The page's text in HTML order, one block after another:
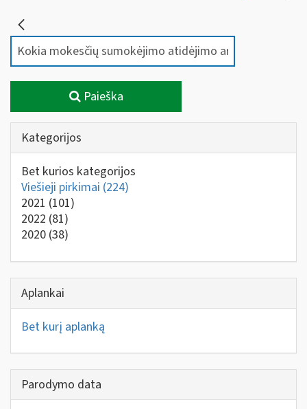
Paieška
Kategorijos
Bet kurios kategorijos
Viešieji pirkimai (224)
2021 (101)
2022 (81)
2020 (38)
Aplankai
Bet kurį aplanką
Parodymo data